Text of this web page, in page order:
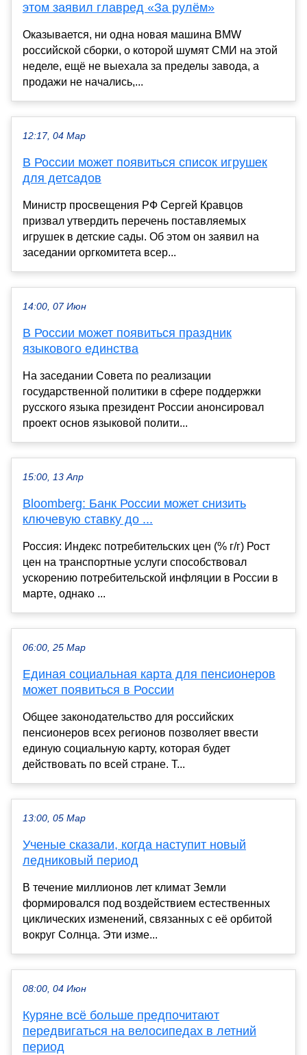
этом заявил главред «За рулём»
Оказывается, ни одна новая машина BMW
российской сборки, о которой шумят СМИ на этой
неделе, ещё не выехала за пределы завода, а
продажи не начались,...
12:17, 04 Мар
В России может появиться список игрушек
для детсадов
Министр просвещения РФ Сергей Кравцов
призвал утвердить перечень поставляемых
игрушек в детские сады. Об этом он заявил на
заседании оргкомитета всер...
14:00, 07 Июн
В России может появиться праздник
языкового единства
На заседании Совета по реализации
государственной политики в сфере поддержки
русского языка президент России анонсировал
проект основ языковой полити...
15:00, 13 Апр
Bloomberg: Банк России может снизить
ключевую ставку до ...
Россия: Индекс потребительских цен (% г/г) Рост
цен на транспортные услуги способствовал
ускорению потребительской инфляции в России в
марте, однако ...
06:00, 25 Мар
Единая социальная карта для пенсионеров
может появиться в России
Общее законодательство для российских
пенсионеров всех регионов позволяет ввести
единую социальную карту, которая будет
действовать по всей стране. Т...
13:00, 05 Мар
Ученые сказали, когда наступит новый
ледниковый период
В течение миллионов лет климат Земли
формировался под воздействием естественных
циклических изменений, связанных с её орбитой
вокруг Солнца. Эти изме...
08:00, 04 Июн
Куряне всё больше предпочитают
передвигаться на велосипедах в летний
период